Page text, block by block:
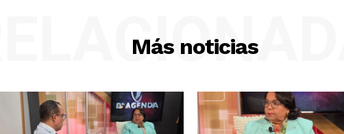
Más noticias